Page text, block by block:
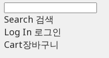
Search 검색
Log In 로그인
Cart장바구니